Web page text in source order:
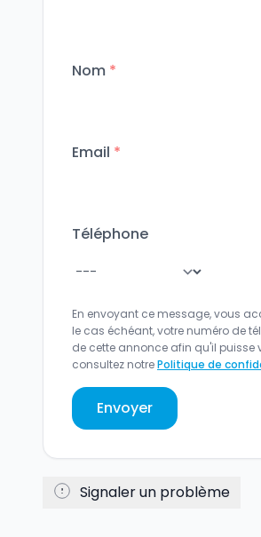
Nom *
Email *
Téléphone
En envoyant ce message, vous
le cas échéant, votre numéro de
de cette annonce afin qu'il puisse
consultez notrePolitique de
Envoyer
Signaler un problème